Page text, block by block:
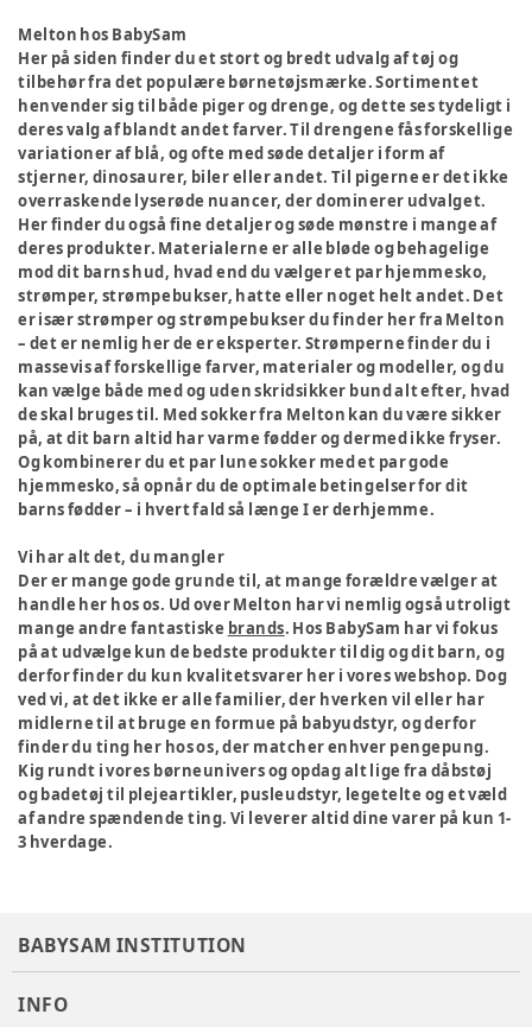
Melton hos BabySam
Her på siden finder du et stort og bredt udvalg af tøj og
tilbehør fra det populære børnetøjsmærke. Sortimentet
henvender sig til både piger og drenge, og dette ses tydeligt i
deres valg af blandt andet farver. Til drengene fås forskellige
variationer af blå, og ofte med søde detaljer i form af
stjerner, dinosaurer, biler eller andet. Til pigerne er det ikke
overraskende lyserøde nuancer, der dominerer udvalget.
Her finder du også fine detaljer og søde mønstre i mange af
deres produkter. Materialerne er alle bløde og behagelige
mod dit barns hud, hvad end du vælger et par hjemmesko,
strømper, strømpebukser, hatte eller noget helt andet. Det
er især strømper og strømpebukser du finder her fra Melton
– det er nemlig her de er eksperter. Strømperne finder du i
massevis af forskellige farver, materialer og modeller, og du
kan vælge både med og uden skridsikker bund alt efter, hvad
de skal bruges til. Med sokker fra Melton kan du være sikker
på, at dit barn altid har varme fødder og dermed ikke fryser.
Og kombinerer du et par lune sokker med et par gode
hjemmesko, så opnår du de optimale betingelser for dit
barns fødder – i hvert fald så længe I er derhjemme.
Vi har alt det, du mangler
Der er mange gode grunde til, at mange forældre vælger at
handle her hos os. Ud over Melton har vi nemlig også utroligt
mange andre fantastiske brands. Hos BabySam har vi fokus
på at udvælge kun de bedste produkter til dig og dit barn, og
derfor finder du kun kvalitetsvarer her i vores webshop. Dog
ved vi, at det ikke er alle familier, der hverken vil eller har
midlerne til at bruge en formue på babyudstyr, og derfor
finder du ting her hos os, der matcher enhver pengepung.
Kig rundt i vores børneunivers og opdag alt lige fra dåbstøj
og badetøj til plejeartikler, pusleudstyr, legetelte og et væld
af andre spændende ting. Vi leverer altid dine varer på kun 1-
3 hverdage.
BABYSAM INSTITUTION
INFO